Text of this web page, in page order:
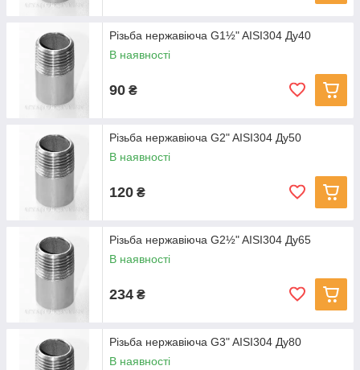
Різьба нержавіюча G1½" AISI304 Ду40
В наявності
90 ₴
Різьба нержавіюча G2" AISI304 Ду50
В наявності
120 ₴
Різьба нержавіюча G2½" AISI304 Ду65
В наявності
234 ₴
Різьба нержавіюча G3" AISI304 Ду80
В наявності